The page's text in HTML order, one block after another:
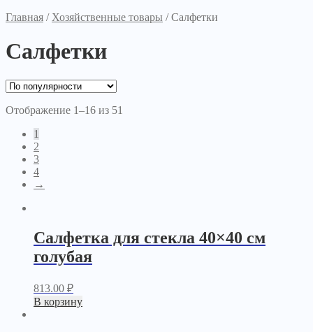
Главная / Хозяйственные товары /Салфетки
Салфетки
Отображение 1–16 из 51
1
2
3
4
→
Салфетка для стекла 40×40 см
голубая
813.00 ₽
В корзину